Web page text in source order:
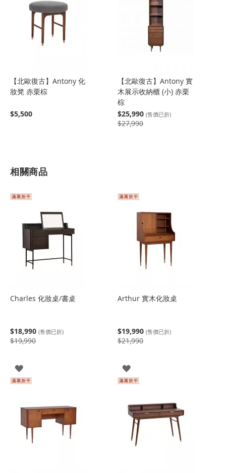
【北歐復古】Antony 化
妝凳 赤栗棕
$5,500
【北歐復古】Antony 實
木展示收納櫃 (小) 赤栗
棕
$25,990 (售價已折)
$27,990
相關商品
Charles 化妝桌/書桌
$18,990 (售價已折)
$19,990
登
入
Arthur 實木化妝桌
$19,990 (售價已折)
$21,990
登
入